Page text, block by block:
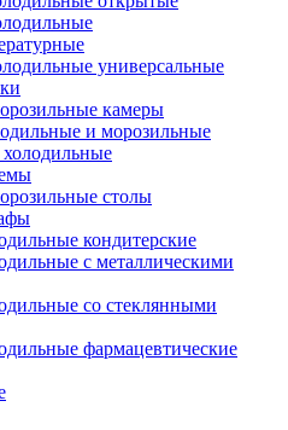
универсальные
камеры
и морозильные
столы
кондитерские
с металлическими
со стеклянными
фармацевтические